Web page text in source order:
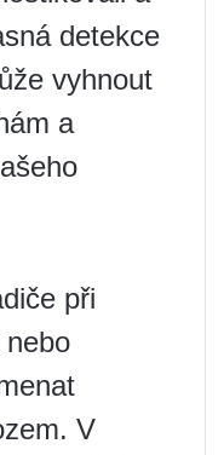
detekce
vyhnout
a
při
V